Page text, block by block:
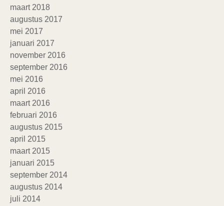
maart 2018
augustus 2017
mei 2017
januari 2017
november 2016
september 2016
mei 2016
april 2016
maart 2016
februari 2016
augustus 2015
april 2015
maart 2015
januari 2015
september 2014
augustus 2014
juli 2014